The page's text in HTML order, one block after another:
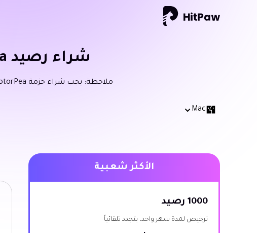
شراء رصيد HitPaw FotorPea لنظام التشغيل Mac
ملاحظة: يجب شراء حزمة HitPaw FotorPea لنظام التشغيل Mac أولاً؛ لا يمكن شراء الرصيد أو استخدامه بدونها.
Mac
الأكثر شعبية
1000 رصيد
ترخيص لمدة شهر واحد، يتجدد تلقائياً